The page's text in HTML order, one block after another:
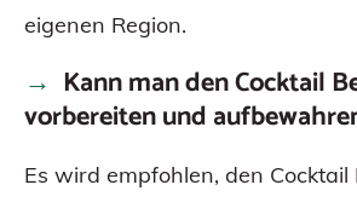
eigenen Region.
Kann man den Cocktail
vorbereiten und
Es wird empfohlen, den Cocktail